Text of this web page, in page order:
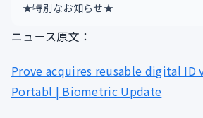
★特別なお知らせ★
ニュース原文：
Prove acquires reusable digital
Portabl | Biometric Update